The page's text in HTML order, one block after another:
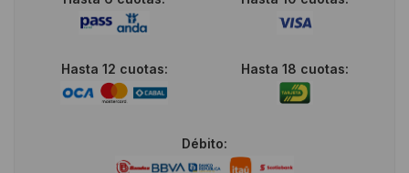
Hasta 12 cuotas: Hasta 18 cuotas:
Débito: